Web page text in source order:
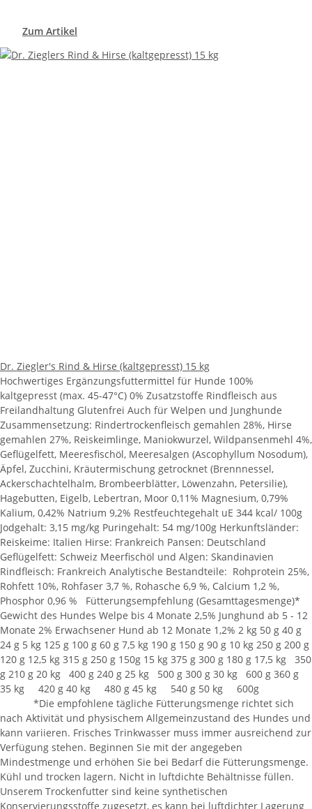
Zum Artikel
Dr. Ziegler's Rind & Hirse (kaltgepresst) 15 kg
Hochwertiges Ergänzungsfuttermittel für Hunde 100%
kaltgepresst (max. 45-47°C) 0% Zusatzstoffe Rindfleisch aus
Freilandhaltung Glutenfrei Auch für Welpen und Junghunde
Zusammensetzung: Rindertrockenfleisch gemahlen 28%, Hirse
gemahlen 27%, Reiskeimlinge, Maniokwurzel, Wildpansenmehl 4%,
Geflügelfett, Meeresfischöl, Meeresalgen (Ascophyllum Nosodum),
Äpfel, Zucchini, Kräutermischung getrocknet (Brennnessel,
Ackerschachtelhalm, Brombeerblätter, Löwenzahn, Petersilie),
Hagebutten, Eigelb, Lebertran, Moor 0,11% Magnesium, 0,79%
Kalium, 0,42% Natrium 9,2% Restfeuchtegehalt uE 344 kcal/ 100g
Jodgehalt: 3,15 mg/kg Puringehalt: 54 mg/100g Herkunftsländer:
Reiskeime: Italien Hirse: Frankreich Pansen: Deutschland
Geflügelfett: Schweiz Meerfischöl und Algen: Skandinavien
Rindfleisch: Frankreich Analytische Bestandteile: Rohprotein 25%,
Rohfett 10%, Rohfaser 3,7 %, Rohasche 6,9 %, Calcium 1,2 %,
Phosphor 0,96 % Fütterungsempfehlung (Gesamttagesmenge)*
Gewicht des Hundes Welpe bis 4 Monate 2,5% Junghund ab 5 - 12
Monate 2% Erwachsener Hund ab 12 Monate 1,2% 2 kg 50 g 40 g
24 g 5 kg 125 g 100 g 60 g 7,5 kg 190 g 150 g 90 g 10 kg 250 g 200 g
120 g 12,5 kg 315 g 250 g 150g 15 kg 375 g 300 g 180 g 17,5 kg 350
g 210 g 20 kg 400 g 240 g 25 kg 500 g 300 g 30 kg 600 g 360 g
35 kg 420 g 40 kg 480 g 45 kg 540 g 50 kg 600g
*Die empfohlene tägliche Fütterungsmenge richtet sich
nach Aktivität und physischem Allgemeinzustand des Hundes und
kann variieren. Frisches Trinkwasser muss immer ausreichend zur
Verfügung stehen. Beginnen Sie mit der angegeben
Mindestmenge und erhöhen Sie bei Bedarf die Fütterungsmenge.
Kühl und trocken lagern. Nicht in luftdichte Behältnisse füllen.
Unserem Trockenfutter sind keine synthetischen
Konservierungsstoffe zugesetzt, es kann bei luftdichter Lagerung